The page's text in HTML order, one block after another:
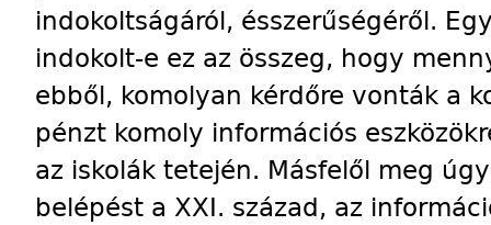
indokoltságáról, ésszerűségéről.
indokolt-e ez az összeg, hogy
ebből, komolyan kérdőre vonták a
pénzt komoly információs
az iskolák tetején. Másfelől meg
belépést a XXI. század, az